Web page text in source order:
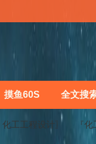
摸鱼60S 全文搜
化工工程设计〗 『